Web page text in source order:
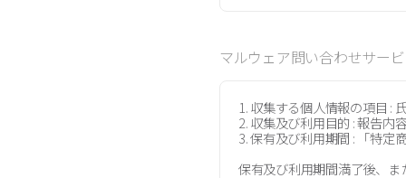
マルウェア問い合わせサー
1. 収集する個人情報の項目 :
2. 収集及び利用目的 : 報告内
3. 保有及び利用期間 : 「特定
保有及び利用期間満了後、